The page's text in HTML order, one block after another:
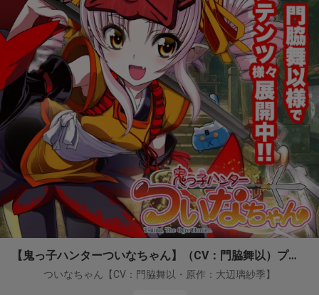
【鬼っ子ハンターついなちゃん】（CV：門脇舞以）プロジェクト！
ついなちゃん【CV：門脇舞以・原作：大辺璃紗季】